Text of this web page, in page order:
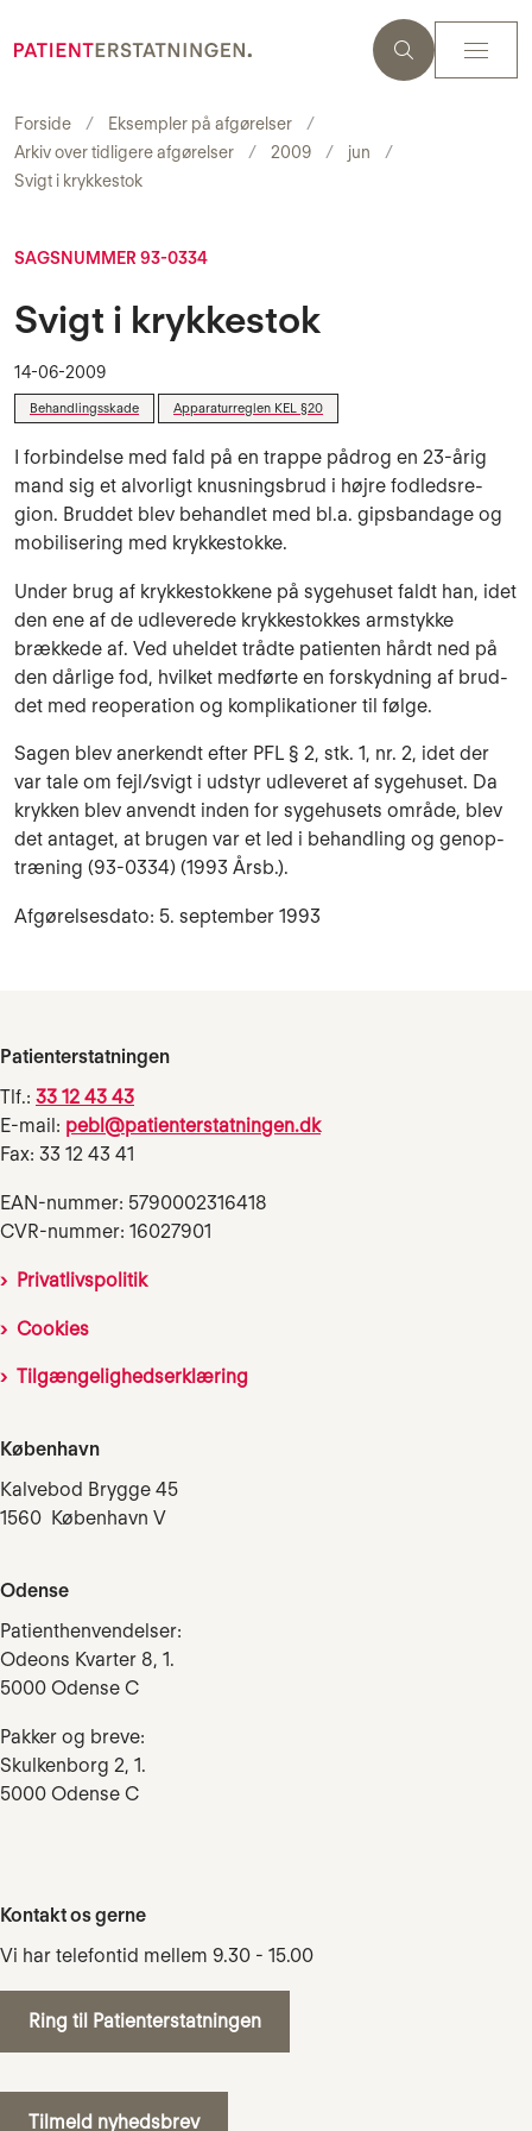
Forside
Eksempler på afgørelser
Arkiv over tidligere afgørelser
2009
jun
Svigt i krykkestok
SAGSNUMMER 93-0334
Svigt i krykkestok
14-06-2009
Behandlingsskade Apparaturreglen KEL §20
I forbindelse med fald på en trappe pådrog en 23-årig
mand sig et al­vorligt knusningsbrud i højre fod­ledsre­
gion. Bruddet blev be­handlet med bl.a. gipsban­dage og
mobilisering med krykkestokke.
Under brug af krykkestokkene på sygehuset faldt han, idet
den ene af de udleverede krykke­stokkes armstykke
brækkede af. Ved uheldet trådte patien­ten hårdt ned på
den dår­lige fod, hvil­ket medførte en for­skydning af brud­
det med reoperation og komplikationer til følge.
Sagen blev anerkendt efter PFL § 2, stk. 1, nr. 2, idet der
var tale om fejl/svigt i udstyr udleve­ret af sygehu­set. Da
krykken blev anvendt in­den for sy­gehusets område, blev
det antaget, at brugen var et led i be­handling og genop­
træning (93-0334) (1993 Årsb.).
Afgørelsesdato: 5. september 1993
Patienterstatningen
Tlf.: 33 12 43 43
E-mail: pebl@patienterstatningen.dk
Fax: 33 12 43 41
EAN-nummer: 5790002316418
CVR-nummer: 16027901
Privatlivspolitik
Cookies
Tilgængelighedserklæring
København
Kalvebod Brygge 45
1560 København V
Odense
Patienthenvendelser:
Odeons Kvarter 8, 1.
5000 Odense C
Pakker og breve:
Skulkenborg 2, 1.
5000 Odense C
Kontakt os gerne
Vi har telefontid mellem 9.30 - 15.00
Ring til Patienterstatningen
Tilmeld nyhedsbrev